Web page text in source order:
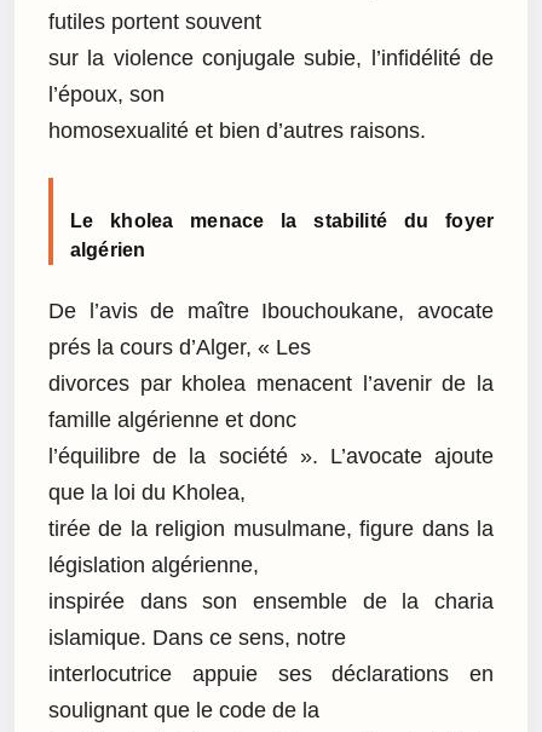
futiles portent souvent
sur la violence conjugale subie, l’infidélité de
l’époux, son
homosexualité et bien d’autres raisons.
Le kholea menace la stabilité du foyer
algérien
De l’avis de maître Ibouchoukane, avocate
prés la cours d’Alger, « Les
divorces par kholea menacent l’avenir de la
famille algérienne et donc
l’équilibre de la société ». L’avocate ajoute
que la loi du Kholea,
tirée de la religion musulmane, figure dans la
législation algérienne,
inspirée dans son ensemble de la charia
islamique. Dans ce sens, notre
interlocutrice appuie ses déclarations en
soulignant que le code de la